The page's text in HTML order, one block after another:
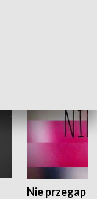
Nie przegap